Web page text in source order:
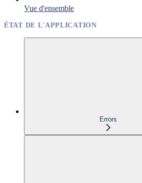
Vue d'ensemble
ÉTAT DE L'APPLICATION
Errors